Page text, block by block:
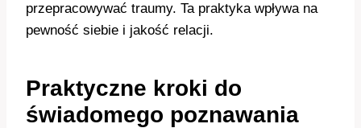
przepracowywać traumy. Ta praktyka wpływa na
pewność siebie i jakość relacji.
Praktyczne kroki do
świadomego poznawania